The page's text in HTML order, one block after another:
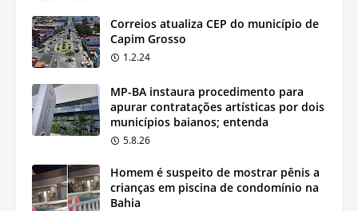
Correios atualiza CEP do município de
Capim Grosso
1.2.24
MP-BA instaura procedimento para
apurar contratações artísticas por dois
municípios baianos; entenda
5.8.26
Homem é suspeito de mostrar pênis a
crianças em piscina de condomínio na
Bahia